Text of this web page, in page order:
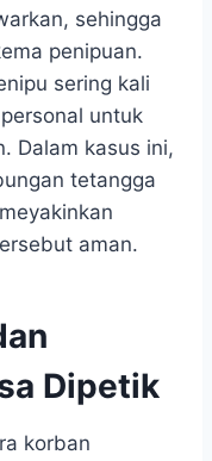
sehingga
penipuan.
sering kali
untuk
Dalam kasus ini,
tetangga
aman.
Dipetik
korban